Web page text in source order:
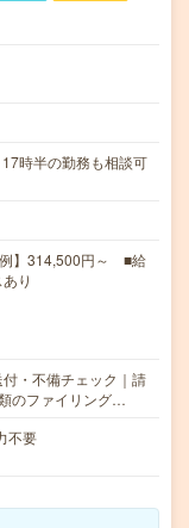
時半の勤務も相談可
】314,500円～ ■給
り
・不備チェック｜請
のファイリング…
不要